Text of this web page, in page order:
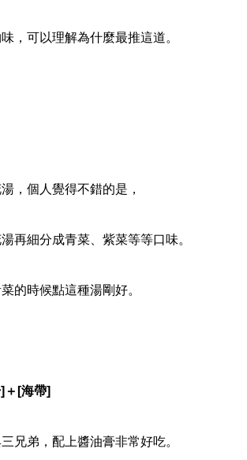
，可以理解為什麼最推這道。
，個人覺得不錯的是，
再細分成青菜、紫菜等等口味。
的時候點這種湯剛好。
＋[海帶]
兄弟，配上醬油膏非常好吃。